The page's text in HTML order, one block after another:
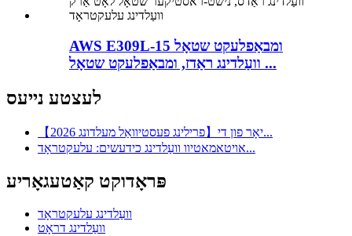
AWS E309L-15 ומבאַפלעקט שטאָל
וועַלדינג ראַדז, ומבאַפלעקט שטאָל ...
לעצטע נייעס
【2026 פרילינג פעסטיוואַל מעלדונג】יאָר פון די...
אויטאמאטיוו וועַלדינג כידעשים: עלעקטראָד...
פּראָדוקט קאַטעגאָריע
וועַלדינג עלעקטראָד
וועַלדינג דראָט